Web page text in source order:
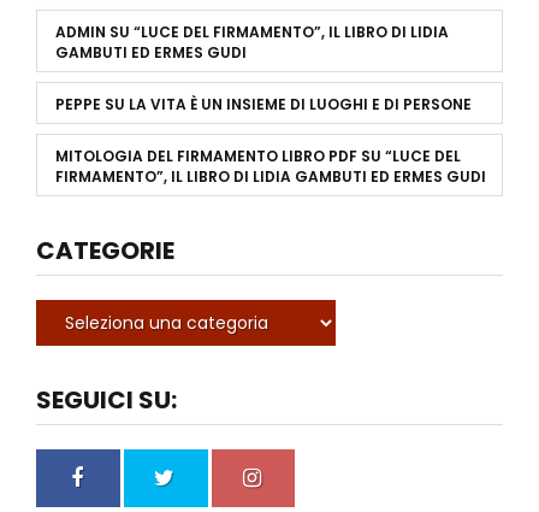
ADMIN SU “LUCE DEL FIRMAMENTO”, IL LIBRO DI LIDIA
GAMBUTI ED ERMES GUDI
PEPPE SU LA VITA È UN INSIEME DI LUOGHI E DI PERSONE
MITOLOGIA DEL FIRMAMENTO LIBRO PDF SU “LUCE DEL
FIRMAMENTO”, IL LIBRO DI LIDIA GAMBUTI ED ERMES GUDI
CATEGORIE
SEGUICI SU: